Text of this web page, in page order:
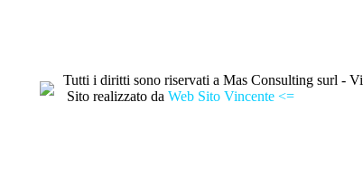
Tutti i diritti sono riservati a Mas Consulting surl -
Sito realizzato da Web Sito Vincente <=